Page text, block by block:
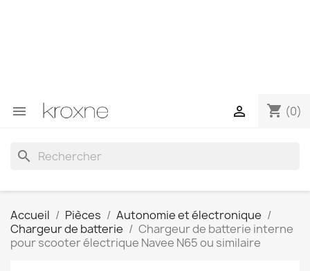
 shopping_cart (0)

search
Accueil Pièces
Autonomie et électronique
Chargeur de batterie
Chargeur de batterie interne
pour scooter électrique Navee N65 ou similaire